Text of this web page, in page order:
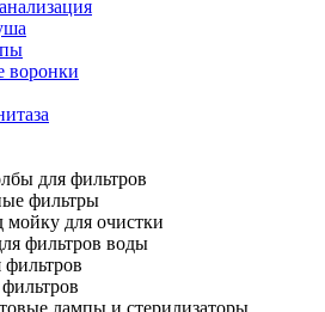
воронки
для фильтров
фильтры
для очистки
фильтров воды
фильтров
лампы и стерилизаторы